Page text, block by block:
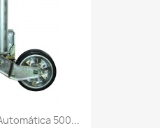
500...